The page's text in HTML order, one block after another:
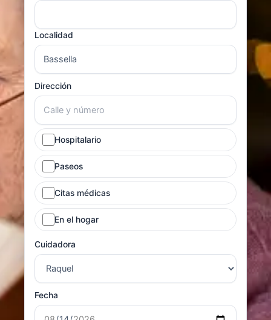
Localidad
Dirección
Hospitalario
Paseos
Citas médicas
En el hogar
Cuidadora
Fecha